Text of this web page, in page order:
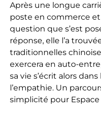
Après une longue
poste en commerce et
question que s’est
réponse, elle l’a
traditionnelles
exercera en auto-
sa vie s’écrit alors
l’empathie. Un
simplicité pour